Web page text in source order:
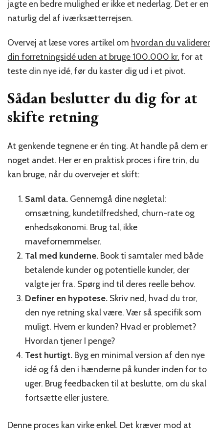
jagte en bedre mulighed er ikke et nederlag. Det er en
naturlig del af iværksætterrejsen.
Overvej at læse vores artikel om hvordan du validerer
din forretningsidé uden at bruge 100.000 kr. for at
teste din nye idé, før du kaster dig ud i et pivot.
Sådan beslutter du dig for at
skifte retning
At genkende tegnene er én ting. At handle på dem er
noget andet. Her er en praktisk proces i fire trin, du
kan bruge, når du overvejer et skift:
Saml data. Gennemgå dine nøgletal:
omsætning, kundetilfredshed, churn-rate og
enhedsøkonomi. Brug tal, ikke
mavefornemmelser.
Tal med kunderne. Book ti samtaler med både
betalende kunder og potentielle kunder, der
valgte jer fra. Spørg ind til deres reelle behov.
Definer en hypotese. Skriv ned, hvad du tror,
den nye retning skal være. Vær så specifik som
muligt. Hvem er kunden? Hvad er problemet?
Hvordan tjener I penge?
Test hurtigt. Byg en minimal version af den nye
idé og få den i hænderne på kunder inden for to
uger. Brug feedbacken til at beslutte, om du skal
fortsætte eller justere.
Denne proces kan virke enkel. Det kræver mod at